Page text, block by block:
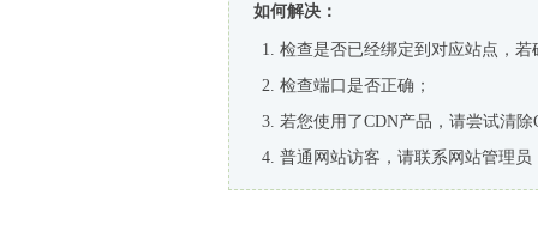
如何解决：
检查是否已经绑定到对应站点，
检查端口是否正确；
若您使用了CDN产品，请尝试清除
普通网站访客，请联系网站管理员